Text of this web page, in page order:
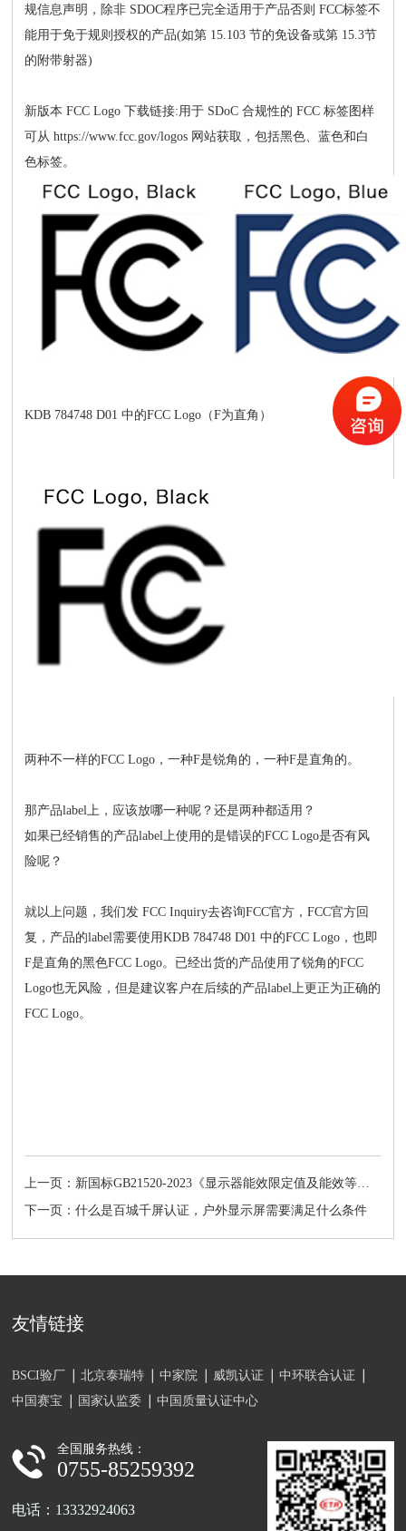
规信息声明，除非 SDOC程序已完全适用于产品否则 FCC标签不
能用于免于规则授权的产品(如第 15.103 节的免设备或第 15.3节
的附带射器)
新版本 FCC Logo 下载链接:用于 SDoC 合规性的 FCC 标签图样
可从 https://www.fcc.gov/logos 网站获取，包括黑色、蓝色和白
色标签。
KDB 784748 D01 中的FCC Logo（F为直角）
两种不一样的FCC Logo，一种F是锐角的，一种F是直角的。
那产品label上，应该放哪一种呢？还是两种都适用？
如果已经销售的产品label上使用的是错误的FCC Logo是否有风
险呢？
就以上问题，我们发 FCC Inquiry去咨询FCC官方，FCC官方回
复，产品的label需要使用KDB 784748 D01 中的FCC Logo，也即
F是直角的黑色FCC Logo。已经出货的产品使用了锐角的FCC
Logo也无风险，但是建议客户在后续的产品label上更正为正确的
FCC Logo。
下一页：什么是百城千屏认证，户外显示屏需要满足什么条件
友情链接
BSCI验厂 北京泰瑞特 中家院 威凯认证
中环联合认证
中国赛宝
国家认监委 中国质量认证中心
全国服务热线：
0755-85259392
电话：13332924063